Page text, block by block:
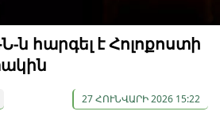
ն հարգել է Հոլոքոստի
27 ՀՈՒՆՎԱՐԻ 2026 15:22